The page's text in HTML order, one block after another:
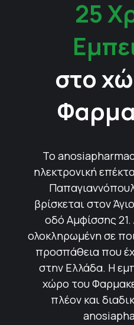
25
στο
Το
ηλεκτρονική
βρίσκεται στον
οδό Αμφίσσης 21.
ολοκληρωμένη σε
προσπάθεια που
στην Ελλάδα. Η
χώρο του
πλέον και